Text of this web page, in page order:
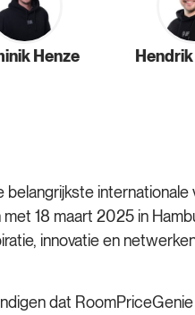
Henze
belangrijkste
18 maart 2025 in
innovatie en
dat